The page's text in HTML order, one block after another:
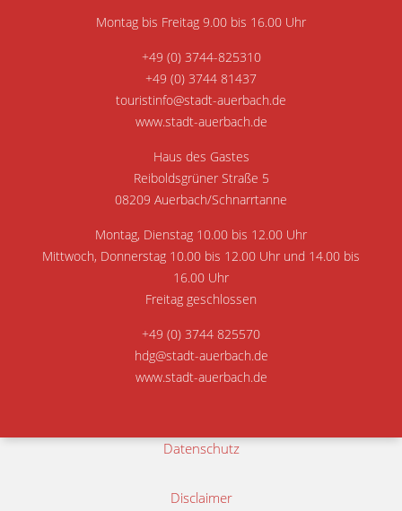
Montag bis Freitag 9.00 bis 16.00 Uhr
+49 (0) 3744-825310
+49 (0) 3744 81437
touristinfo@stadt-auerbach.de
www.stadt-auerbach.de
Haus des Gastes
Reiboldsgrüner Straße 5
08209 Auerbach/Schnarrtanne
Montag, Dienstag 10.00 bis 12.00 Uhr
Mittwoch, Donnerstag 10.00 bis 12.00 Uhr und 14.00 bis
16.00 Uhr
Freitag geschlossen
+49 (0) 3744 825570
hdg@stadt-auerbach.de
www.stadt-auerbach.de
Datenschutz
Disclaimer